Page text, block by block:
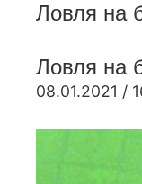
Ловля на
Ловля на
08.01.2021 /